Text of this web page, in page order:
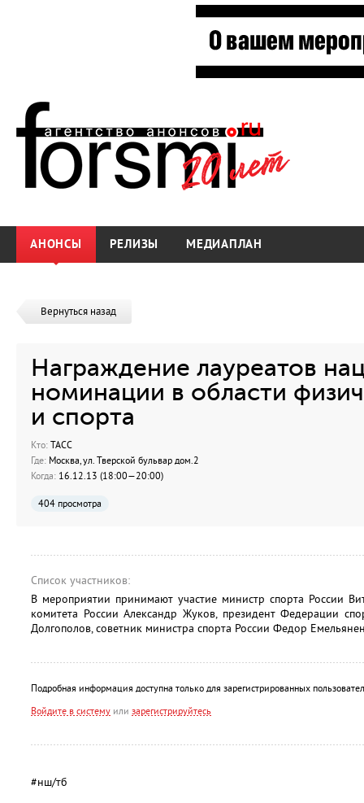
АНОНСЫ РЕЛИЗЫ МЕДИАПЛАН
Вернуться назад
Награждение лауреатов
номинации в области
и спорта
Кто: ТАСС
Где: Москва, ул. Тверской бульвар дом.2
Когда: 16.12.13 (18:00—20:00)
404 просмотра
Список участников:
В мероприятии принимают участие министр спорта России
комитета России Александр Жуков, президент Федерации
Долгополов, советник министра спорта России Федор
Подробная информация доступна только для зарегистрированных
Войдите в систему или зарегистрируйтесь
#нш/тб